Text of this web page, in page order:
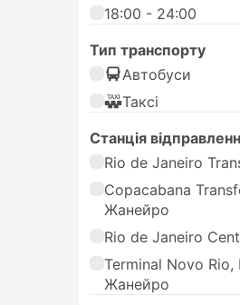
18:00 - 24:00
Тип транспорту
Автобуси
Таксі
Станція
Rio de Janeiro
Copacabana
Жанейро
Rio de Janeiro
Terminal Novo Rio,
Жанейро